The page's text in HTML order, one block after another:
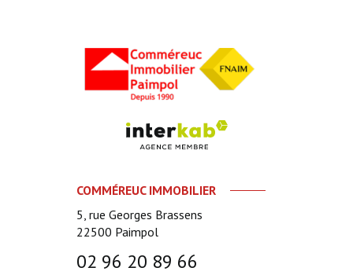
COMMÉREUC IMMOBILIER
5, rue Georges Brassens
22500 Paimpol
02 96 20 89 66